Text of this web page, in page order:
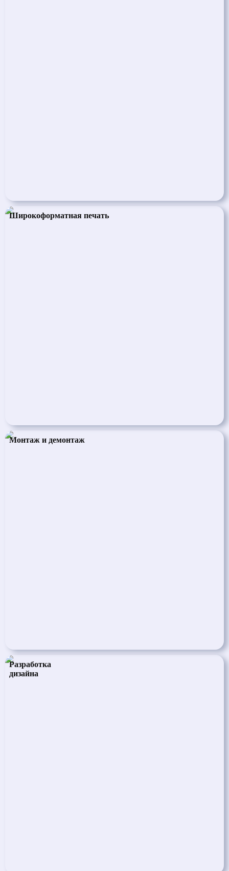
Широкоформатная печать
Монтаж и демонтаж
Разработка
дизайна